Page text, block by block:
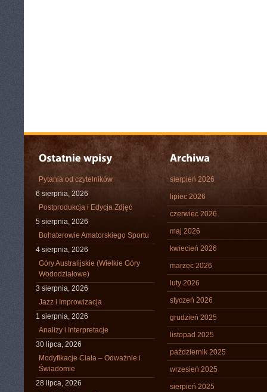
Pytania od czytelników
6 sierpnia, 2026
Postprodukcja i Edycja Zdjęć
5 sierpnia, 2026
Bohaterowie Amatorskiego Sportu
4 sierpnia, 2026
Góry Australijskie (Wielkie Góry
Wododziałowe)
3 sierpnia, 2026
Jazz i Improwizacja
1 sierpnia, 2026
Analizy i Interpretacje
30 lipca, 2026
Modyfikacje Ciała – Odważnie i
Świadomie
28 lipca, 2026
sierpień 2026
lipiec 2026
czerwiec 2026
maj 2026
kwiecień 2026
marzec 2026
luty 2026
styczeń 2026
grudzień 2025
listopad 2025
październik 2025
wrzesień 2025
sierpień 2025